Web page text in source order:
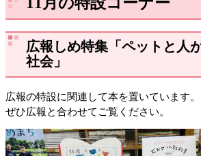
広報しめ特集「ペットと人
社会」
広報の特設に関連して本を置いています。
ぜひ広報と合わせてご覧ください。